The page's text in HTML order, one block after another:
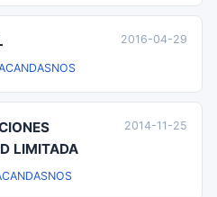
CANDASNOS
2016-04-29
LIMITADA
CANDASNOS
2014-11-25